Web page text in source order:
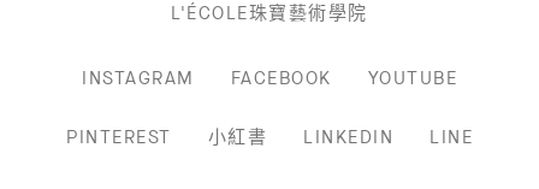
L'ÉCOLE珠寶藝術學院
INSTAGRAM FACEBOOK YOUTUBE
PINTEREST 小紅書 LINKEDIN LINE